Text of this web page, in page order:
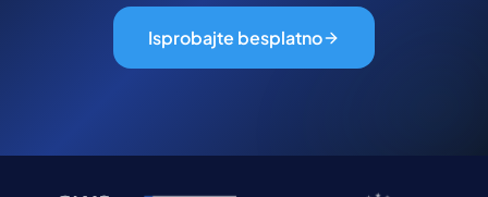
Isprobajte besplatno